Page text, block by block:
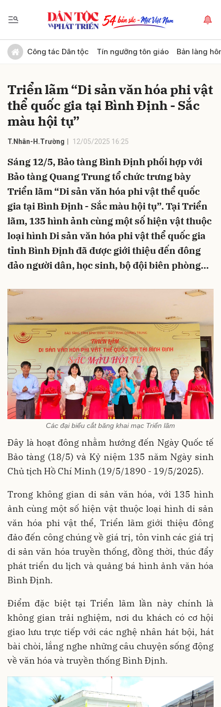
Công tác Dân tộc Tín ngưỡng tôn giáo Bản làng
Triển lãm “Di sản văn hóa phi vật
thể quốc gia tại Bình Định - Sắc
màu hội tụ”
T.Nhân-H.Trường 12/05/2025 16:25
Sáng 12/5, Bảo tàng Bình Định phối hợp với
Bảo tàng Quang Trung tổ chức trưng bày
Triển lãm “Di sản văn hóa phi vật thể quốc
gia tại Bình Định - Sắc màu hội tụ”. Tại Triển
lãm, 135 hình ảnh cùng một số hiện vật thuộc
loại hình Di sản văn hóa phi vật thể quốc gia
tỉnh Bình Định đã được giới thiệu đến đông
đảo người dân, học sinh, bộ đội biên phòng…
Các đại biểu cắt băng khai mạc Triển lãm
Đây là hoạt đông nhằm hướng đến Ngày Quốc tế
Bảo tàng (18/5) và Kỷ niệm 135 năm Ngày sinh
Chủ tịch Hồ Chí Minh (19/5/1890 - 19/5/2025).
Trong không gian di sản văn hóa, với 135 hình
ảnh cùng một số hiện vật thuộc loại hình di sản
văn hóa phi vật thể, Triển lãm giới thiệu đông
đảo đến công chúng về giá trị, tôn vinh các giá trị
di sản văn hóa truyền thống, đồng thời, thúc đẩy
phát triển du lịch và quảng bá hình ảnh văn hóa
Bình Định.
Điểm đặc biệt tại Triển lãm lần này chính là
không gian trải nghiệm, nơi du khách có cơ hội
giao lưu trực tiếp với các nghệ nhân hát bội, hát
bài chòi, lắng nghe những câu chuyện sống động
về văn hóa và truyền thống Bình Định.
Gửi bình luận